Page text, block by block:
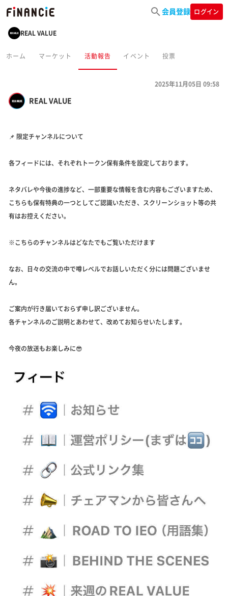
会員登録 ログイン
REAL VALUE
ホーム マーケット 活動報告 イベント 投票
REAL VALUE
2025年11月05日 09:58
📌 限定チャンネルについて
各フィードには、それぞれトークン保有条件を設定しております。
ネタバレや今後の進捗など、一部重要な情報を含む内容もございますため、
こちらも保有特典の一つとしてご認識いただき、スクリーンショット等の共
有はお控えください。
※こちらのチャンネルはどなたでもご覧いただけます
なお、日々の交流の中で噂レベルでお話しいただく分には問題ございませ
ん。
ご案内が行き届いておらず申し訳ございません。
各チャンネルのご説明とあわせて、改めてお知らせいたします。
今夜の放送もお楽しみに😎